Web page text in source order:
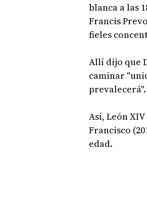
blanca a las
Francis
fieles
Allí dijo que
caminar
prevalecerá".
Así, León
Francisco
edad.